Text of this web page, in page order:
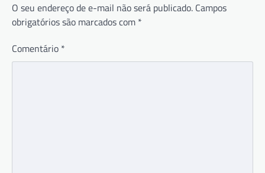
O seu endereço de e-mail não será publicado. Campos
obrigatórios são marcados com *
Comentário *